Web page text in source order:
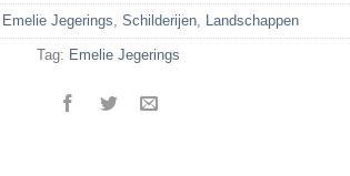
Emelie Jegerings, Schilderijen, Landschappen
Tag: Emelie Jegerings